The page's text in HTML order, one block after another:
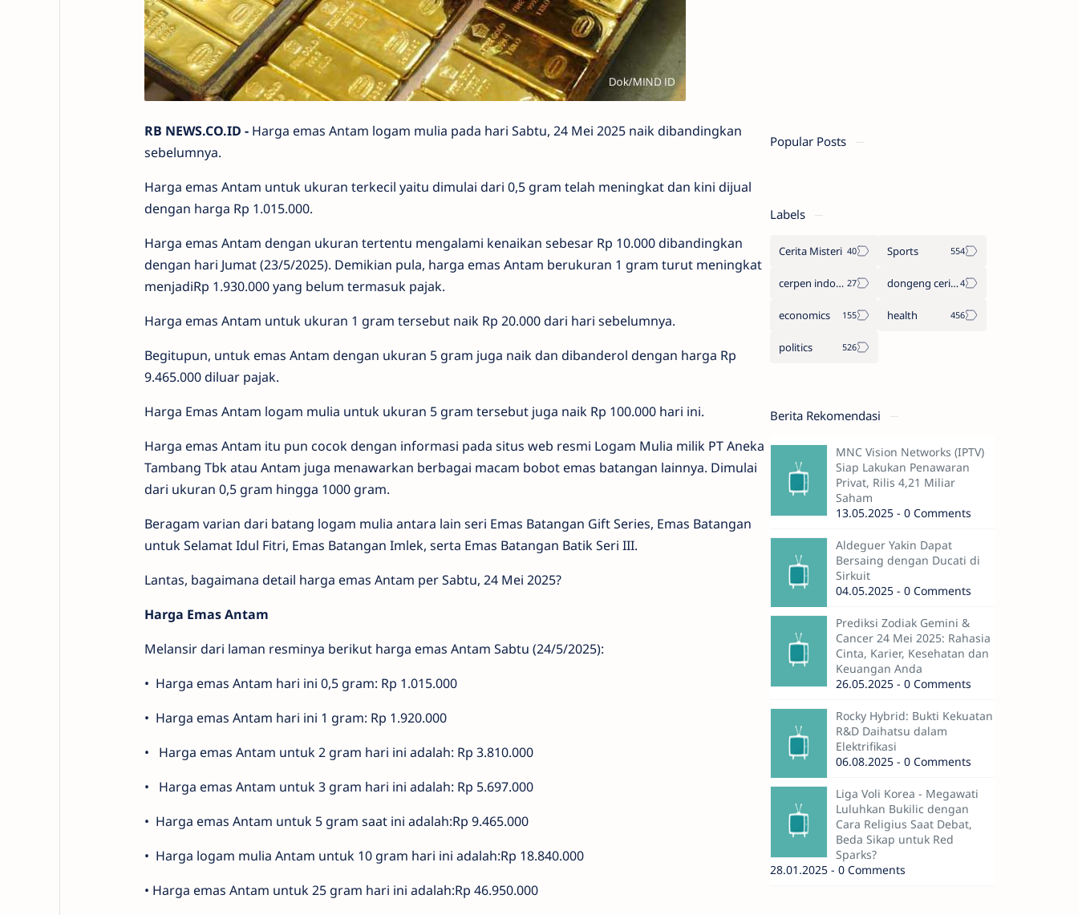
RB NEWS.CO.ID - Harga emas Antam logam mulia pada hari Sabtu, 24 Mei 2025 naik dibandingkan
sebelumnya.
Harga emas Antam untuk ukuran terkecil yaitu dimulai dari 0,5 gram telah meningkat dan kini dijual
dengan harga Rp 1.015.000.
Harga emas Antam dengan ukuran tertentu mengalami kenaikan sebesar Rp 10.000 dibandingkan
dengan hari Jumat (23/5/2025). Demikian pula, harga emas Antam berukuran 1 gram turut meningkat
menjadiRp 1.930.000 yang belum termasuk pajak.
Harga emas Antam untuk ukuran 1 gram tersebut naik Rp 20.000 dari hari sebelumnya.
Begitupun, untuk emas Antam dengan ukuran 5 gram juga naik dan dibanderol dengan harga Rp
9.465.000 diluar pajak.
Harga Emas Antam logam mulia untuk ukuran 5 gram tersebut juga naik Rp 100.000 hari ini.
Harga emas Antam itu pun cocok dengan informasi pada situs web resmi Logam Mulia milik PT Aneka
Tambang Tbk atau Antam juga menawarkan berbagai macam bobot emas batangan lainnya. Dimulai
dari ukuran 0,5 gram hingga 1000 gram.
Beragam varian dari batang logam mulia antara lain seri Emas Batangan Gift Series, Emas Batangan
untuk Selamat Idul Fitri, Emas Batangan Imlek, serta Emas Batangan Batik Seri III.
Lantas, bagaimana detail harga emas Antam per Sabtu, 24 Mei 2025?
Harga Emas Antam
Melansir dari laman resminya berikut harga emas Antam Sabtu (24/5/2025):
•⁠ ⁠Harga emas Antam hari ini 0,5 gram: Rp 1.015.000
•⁠ ⁠Harga emas Antam hari ini 1 gram: Rp 1.920.000
•⁠ ⁠⁠Harga emas Antam untuk 2 gram hari ini adalah: Rp 3.810.000
•⁠ Harga emas Antam untuk 3 gram hari ini adalah: Rp 5.697.000
•⁠ ⁠⁠Harga emas Antam untuk 5 gram saat ini adalah:Rp 9.465.000
•⁠ ⁠⁠Harga logam mulia Antam untuk 10 gram hari ini adalah:Rp 18.840.000
•⁠ Harga emas Antam untuk 25 gram hari ini adalah:Rp 46.950.000
Popular Posts
Labels
Cerita Misteri Sports
cerpen indonesia dongeng cerita legenda
economics health
politics
Berita Rekomendasi
MNC Vision Networks (IPTV)
Siap Lakukan Penawaran
Privat, Rilis 4,21 Miliar
Saham
13.05.2025 - 0 Comments
Aldeguer Yakin Dapat
Bersaing dengan Ducati di
Sirkuit
04.05.2025 - 0 Comments
Prediksi Zodiak Gemini &
Cancer 24 Mei 2025: Rahasia
Cinta, Karier, Kesehatan dan
Keuangan Anda
26.05.2025 - 0 Comments
Rocky Hybrid: Bukti Kekuatan
R&D Daihatsu dalam
Elektrifikasi
06.08.2025 - 0 Comments
Liga Voli Korea - Megawati
Luluhkan Bukilic dengan
Cara Religius Saat Debat,
Beda Sikap untuk Red
Sparks?
28.01.2025 - 0 Comments